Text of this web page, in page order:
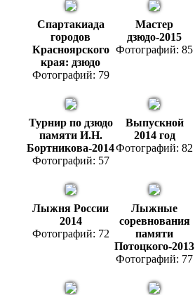
Спартакиада
городов
Красноярского
края: дзюдо
Фотографий: 79
Мастер
дзюдо-2015
Фотографий: 85
Турнир по дзюдо
памяти И.Н.
Бортникова-2014
Фотографий: 57
Выпускной
2014 год
Фотографий: 82
Лыжня России
2014
Фотографий: 72
Лыжные
соревнования
памяти
Потоцкого-2013
Фотографий: 77